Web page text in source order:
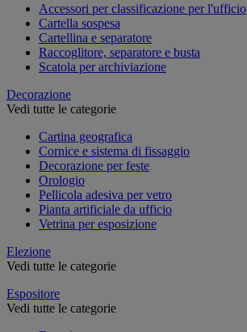
Accessori per classificazione per l'ufficio
Cartella sospesa
Cartellina e separatore
Raccoglitore, separatore e busta
Scatola per archiviazione
Decorazione
Vedi tutte le categorie
Cartina geografica
Cornice e sistema di fissaggio
Decorazione per feste
Orologio
Pellicola adesiva per vetro
Pianta artificiale da ufficio
Vetrina per esposizione
Elezione
Vedi tutte le categorie
Espositore
Vedi tutte le categorie